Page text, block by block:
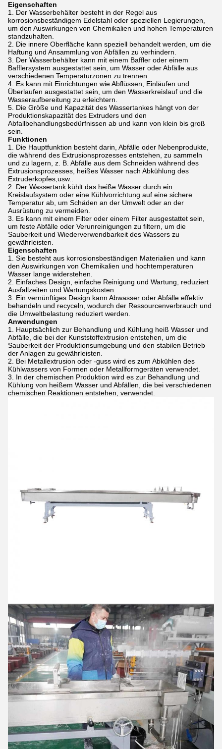
Eigenschaften
Der Wasserbehälter besteht in der Regel aus
korrosionsbeständigem Edelstahl oder speziellen Legierungen,
um den Auswirkungen von Chemikalien und hohen Temperaturen
standzuhalten.
Die innere Oberfläche kann speziell behandelt werden, um die
Haftung und Ansammlung von Abfällen zu verhindern.
Der Wasserbehälter kann mit einem Baffler oder einem
Bafflersystem ausgestattet sein, um Wasser oder Abfälle aus
verschiedenen Temperaturzonen zu trennen.
Es kann mit Einrichtungen wie Abflüssen, Einläufen und
Überlaufen ausgestattet sein, um den Wasserkreislauf und die
Wasseraufbereitung zu erleichtern.
Die Größe und Kapazität des Wassertankes hängt von der
Produktionskapazität des Extruders und den
Abfallbehandlungsbedürfnissen ab und kann von klein bis groß
sein.
Funktionen
Die Hauptfunktion besteht darin, Abfälle oder Nebenprodukte,
die während des Extrusionsprozesses entstehen, zu sammeln
und zu lagern, z. B. Abfälle aus dem Schneiden während des
Extrusionsprozesses, heißes Wasser nach Abkühlung des
Extruderkopfes,usw..
Der Wassertank kühlt das heiße Wasser durch ein
Kreislaufsystem oder eine Kühlvorrichtung auf eine sichere
Temperatur ab, um Schäden an der Umwelt oder an der
Ausrüstung zu vermeiden.
Es kann mit einem Filter oder einem Filter ausgestattet sein,
um feste Abfälle oder Verunreinigungen zu filtern, um die
Sauberkeit und Wiederverwendbarkeit des Wassers zu
gewährleisten.
Eigenschaften
Sie besteht aus korrosionsbeständigen Materialien und kann
den Auswirkungen von Chemikalien und hochtemperaturen
Wasser lange widerstehen.
Einfaches Design, einfache Reinigung und Wartung, reduziert
Ausfallzeiten und Wartungskosten.
Ein vernünftiges Design kann Abwasser oder Abfälle effektiv
behandeln und recyceln, wodurch der Ressourcenverbrauch und
die Umweltbelastung reduziert werden.
Anwendungen
Hauptsächlich zur Behandlung und Kühlung heiß Wasser und
Abfälle, die bei der Kunststoffextrusion entstehen, um die
Sauberkeit der Produktionsumgebung und den stabilen Betrieb
der Anlagen zu gewährleisten.
Bei Metallextrusion oder -guss wird es zum Abkühlen des
Kühlwassers von Formen oder Metallformgeräten verwendet.
In der chemischen Produktion wird es zur Behandlung und
Kühlung von heißem Wasser und Abfällen, die bei verschiedenen
chemischen Reaktionen entstehen, verwendet.